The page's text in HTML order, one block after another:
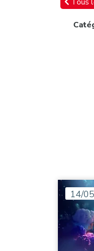
14/